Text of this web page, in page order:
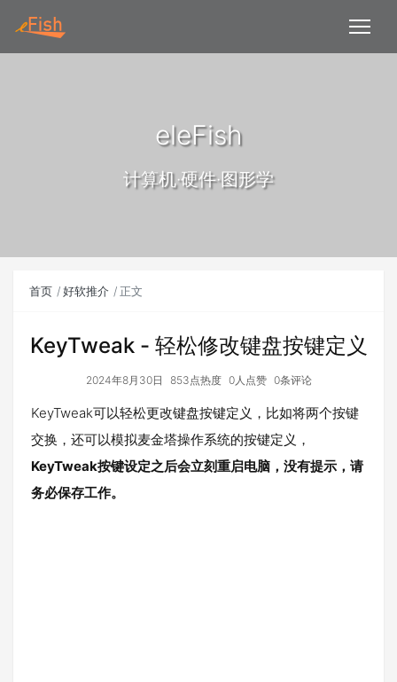
eleFish
计算机·硬件·图形学
首页 好软推介 正文
KeyTweak - 轻松修改键盘按键定义
2024年8月30日 853点热度 0人点赞 0条评论
KeyTweak可以轻松更改键盘按键定义，比如将两个按键
交换，还可以模拟麦金塔操作系统的按键定义，
KeyTweak按键设定之后会立刻重启电脑，没有提示，请
务必保存工作。